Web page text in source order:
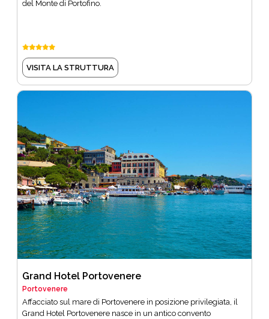
del Monte di Portofino.
VISITA LA STRUTTURA
Grand Hotel Portovenere
Portovenere
Affacciato sul mare di Portovenere in posizione privilegiata, il
Grand Hotel Portovenere nasce in un antico convento